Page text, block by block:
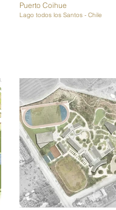
Puerto Coihue
Lago todos los Santos - Chile